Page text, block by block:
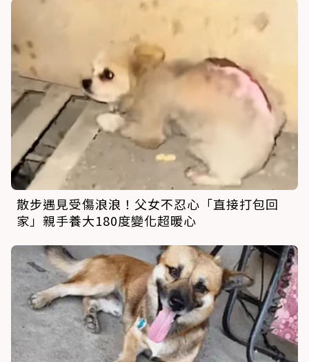
散步遇見受傷浪浪！父女不忍心「直接打包回
家」親手養大180度變化超暖心